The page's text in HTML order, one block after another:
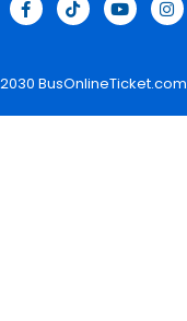
BusOnlineTicket.com